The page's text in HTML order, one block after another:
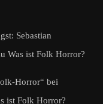
Sebastian
Was ist Folk Horror?
Horror“ bei
ist Folk Horror?